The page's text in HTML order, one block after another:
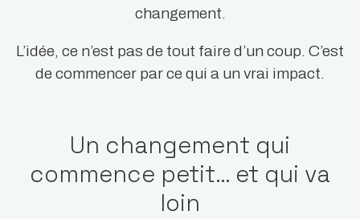
changement.
L’idée, ce n’est pas de tout faire d’un coup. C’est
de commencer par ce qui a un vrai impact.
Un changement qui
commence petit… et qui va
loin